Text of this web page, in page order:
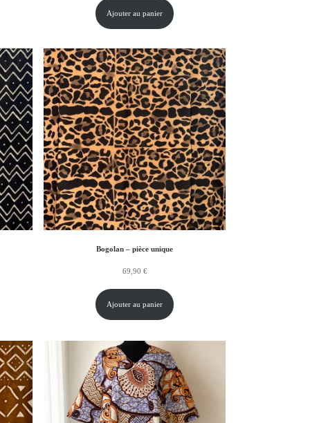
Ajouter au panier
Bogolan – pièce unique
69,90 €
Ajouter au panier